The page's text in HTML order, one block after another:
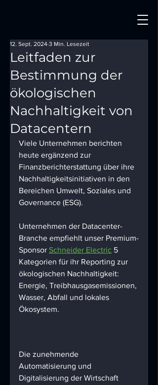
Leitfaden zur
Bestimmung der
ökologischen
Nachhaltigkeit von
Datacentern
12. Sept. 2024 3 Min. Lesezeit
Viele Unternehmen berichten
heute ergänzend zur
Finanzberichterstattung über ihre
Nachhaltigkeitsinitiativen in den
Bereichen Umwelt, Soziales und
Governance (ESG).
Unternehmen der Datacenter-
Branche empfiehlt unser Premium-
Sponsor Schneider Electric 5
Kategorien für ihr Reporting zur
ökologischen Nachhaltigkeit:
Energie, Treibhausgasemissionen,
Wasser, Abfall und lokales
Ökosystem.
Die zunehmende
Automatisierung und
Digitalisierung der Wirtschaft